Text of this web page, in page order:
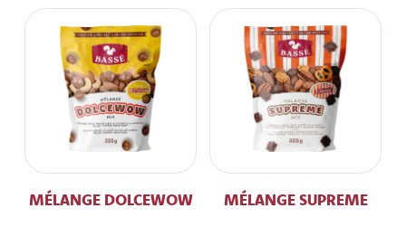
MÉLANGE DOLCEWOW MÉLANGE SUPREME